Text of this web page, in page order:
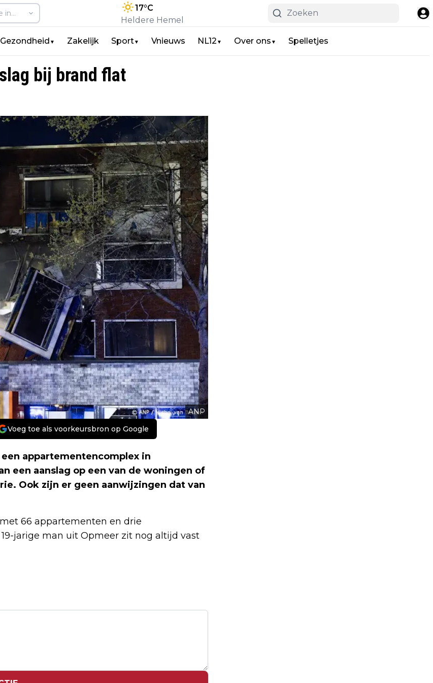
17°C
Heldere Hemel
Gezondheid ▼ Zakelijk Sport▼ Vnieuws NL12 ▼ Over ons ▼ Spelletjes
bij brand flat
ANP
Voeg toe als voorkeursbron op Google
een appartementencomplex in
een aanslag op een van de woningen of
Ook zijn er geen aanwijzingen dat van
66 appartementen en drie
jarige man uit Opmeer zit nog altijd vast
BLIJFT UIT VOOR REAL